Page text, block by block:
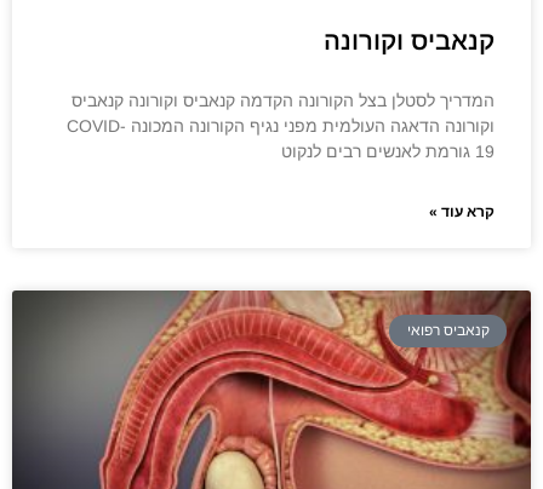
קנאביס וקורונה
המדריך לסטלן בצל הקורונה הקדמה קנאביס וקורונה קנאביס
וקורונה הדאגה העולמית מפני נגיף הקורונה המכונה COVID-
19 גורמת לאנשים רבים לנקוט
קרא עוד »
קנאביס רפואי